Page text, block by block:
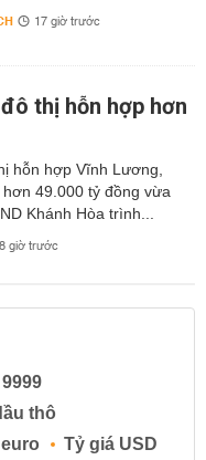
17 giờ trước
thị hỗn hợp hơn
hỗn hợp Vĩnh Lương,
49.000 tỷ đồng vừa
Khánh Hòa trình...
8 giờ trước
thô
Tỷ giá USD